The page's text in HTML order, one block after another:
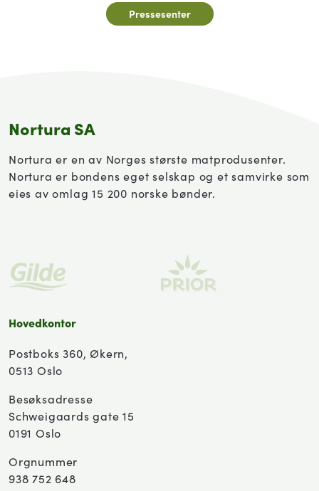
Pressesenter
Nortura SA
Nortura er en av Norges største matprodusenter.
Nortura er bondens eget selskap og et samvirke som
eies av omlag 15 200 norske bønder.
Hovedkontor
Postboks 360, Økern,
0513 Oslo
Besøksadresse
Schweigaards gate 15
0191 Oslo
Orgnummer
938 752 648